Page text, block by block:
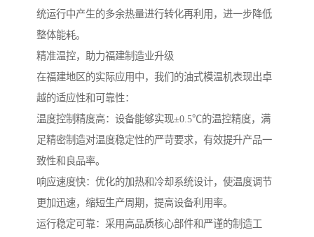
统运行中产生的多余热量进行转化再利用，进一步降低
整体能耗。
精准温控，助力福建制造业升级
在福建地区的实际应用中，我们的油式模温机表现出卓
越的适应性和可靠性：
温度控制精度高：设备能够实现±0.5℃的温控精度，满
足精密制造对温度稳定性的严苛要求，有效提升产品一
致性和良品率。
响应速度快：优化的加热和冷却系统设计，使温度调节
更加迅速，缩短生产周期，提高设备利用率。
运行稳定可靠：采用高品质核心部件和严谨的制造工